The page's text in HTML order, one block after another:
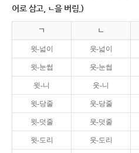
어로 삼고, ㄴ을 버림.)
ㄱ ㄴ
윗-넓이 웃-넓이
윗-눈썹 웃-눈썹
윗-니 웃-니
윗-당줄 웃-당줄
윗-덧줄 웃-덧줄
윗-도리 웃-도리